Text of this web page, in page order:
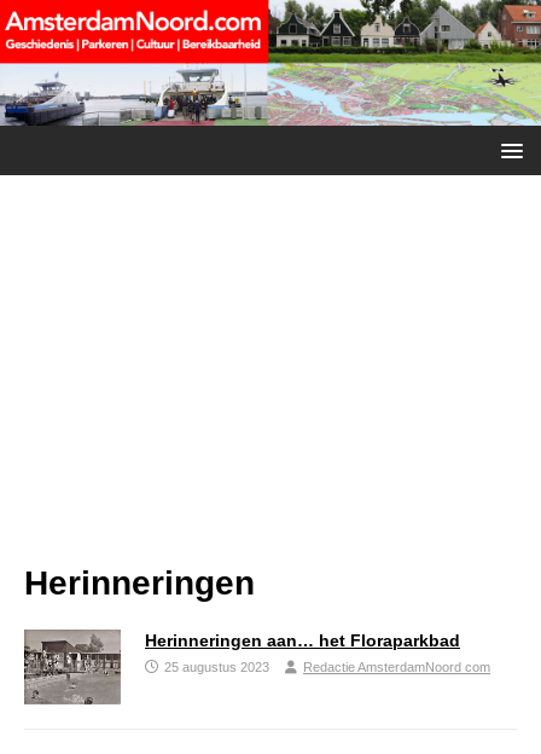
Herinneringen
Herinneringen aan… het Floraparkbad
25 augustus 2023 Redactie AmsterdamNoord com